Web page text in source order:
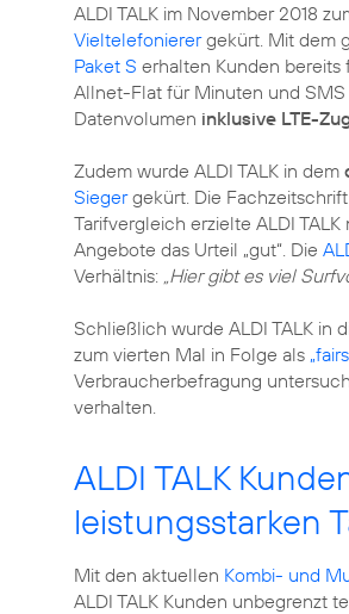
ALDI TALK im November 2018
Vieltelefonierergekürt. Mit dem
Paket S erhalten Kunden bereits
Allnet-Flat für Minuten und SMS
Datenvolumen inklusive LTE-
Zudem wurde ALDI TALK in dem
Siegergekürt. Die
Tarifvergleich erzielte ALDI
Angebote das Urteil „gut“. Die
Verhältnis: „Hier gibt es viel
Schließlich wurde ALDI TALK in
zum vierten Mal in Folge als
Verbraucherbefragung
verhalten.
ALDI TALK
leistungsstarken
Mit den aktuellen Kombi- und
ALDI TALK Kunden unbegrenzt